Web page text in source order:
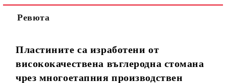
Ревюта
Пластините са изработени от
висококачествена въглеродна стомана
чрез многоетапния производствен